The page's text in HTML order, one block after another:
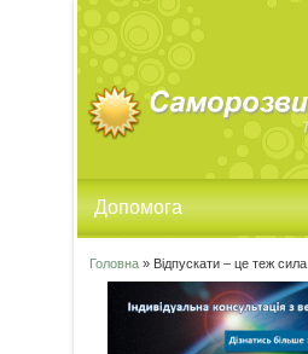
Ви є тут
Головна» Відпускати – це теж сила